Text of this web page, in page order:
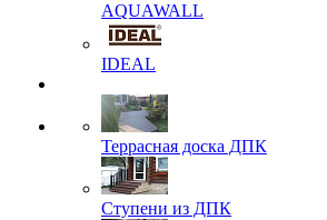
AQUAWALL
IDEAL
Террасная доска ДПК
Ступени из ДПК